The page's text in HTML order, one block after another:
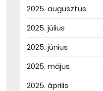
2025. augusztus
2025. július
2025. június
2025. május
2025. április